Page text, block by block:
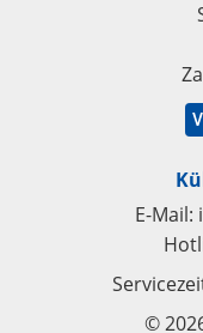
E-Mail:
©